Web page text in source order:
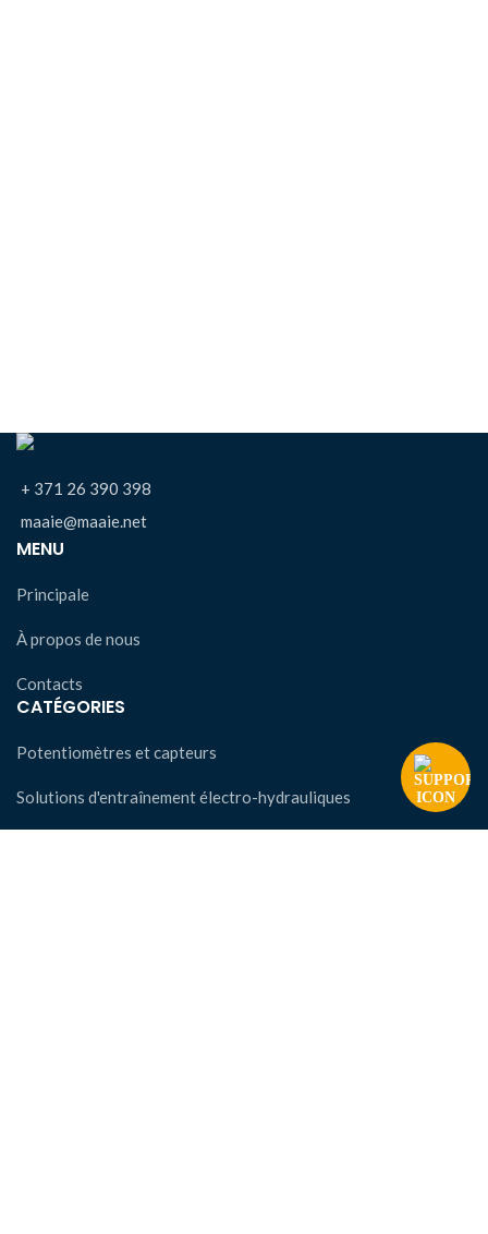
+ 371 26 390 398
maaie@maaie.net
MENU
Principale
À propos de nous
Contacts
CATÉGORIES
Potentiomètres et capteurs
Solutions d'entraînement électro-hydrauliques